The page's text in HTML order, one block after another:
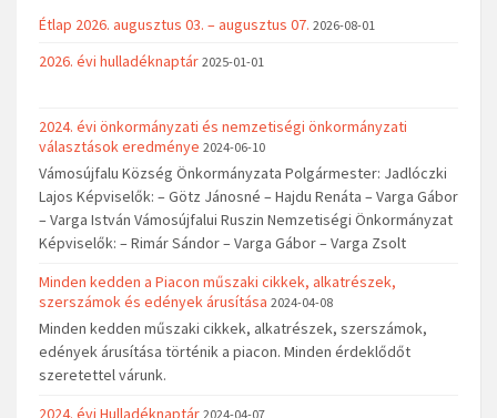
Étlap 2026. augusztus 03. – augusztus 07. 2026-08-01
2026. évi hulladéknaptár 2025-01-01
2024. évi önkormányzati és nemzetiségi önkormányzati
választások eredménye 2024-06-10
Vámosújfalu Község Önkormányzata Polgármester: Jadlóczki
Lajos Képviselők: – Götz Jánosné – Hajdu Renáta – Varga Gábor
– Varga István Vámosújfalui Ruszin Nemzetiségi Önkormányzat
Képviselők: – Rimár Sándor – Varga Gábor – Varga Zsolt
Minden kedden a Piacon műszaki cikkek, alkatrészek,
szerszámok és edények árusítása 2024-04-08
Minden kedden műszaki cikkek, alkatrészek, szerszámok,
edények árusítása történik a piacon. Minden érdeklődőt
szeretettel várunk.
2024. évi Hulladéknaptár 2024-04-07